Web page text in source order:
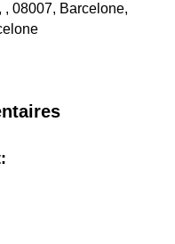
, 08007, Barcelone,